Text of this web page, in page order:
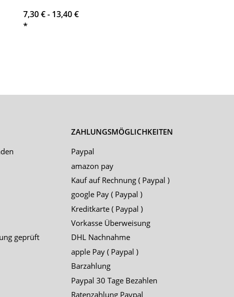
7,30 € - 13,40 €
*
geprüft
ZAHLUNGSMÖGLICHKEITEN
Paypal
amazon pay
Kauf auf Rechnung ( Paypal )
google Pay ( Paypal )
Kreditkarte ( Paypal )
Vorkasse Überweisung
DHL Nachnahme
apple Pay ( Paypal )
Barzahlung
Paypal 30 Tage Bezahlen
Ratenzahlung Paypal